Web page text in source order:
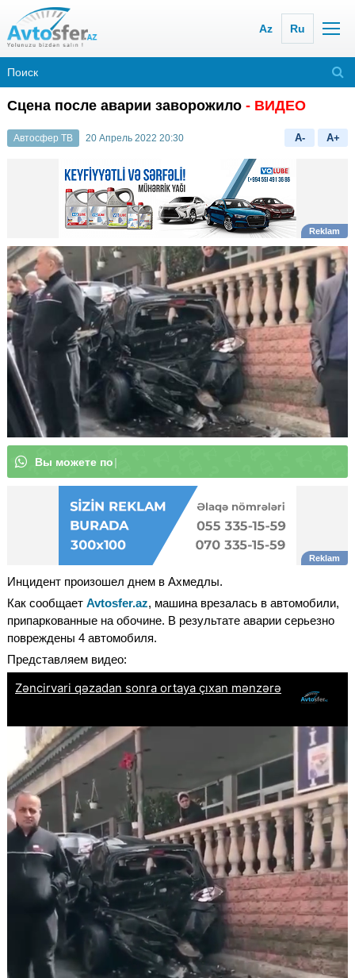
Az Ru
Сцена после аварии заворожило - ВИДЕО
Автосфер ТВ 20 Апрель 2022 20:30 A- A+
Вы может|
Инцидент произошел днем ​​в Ахмедлы.
Как сообщает Avtosfer.az, машина врезалась в автомобили,
припаркованные на обочине. В результате аварии серьезно
повреждены 4 автомобиля.
Представляем видео: